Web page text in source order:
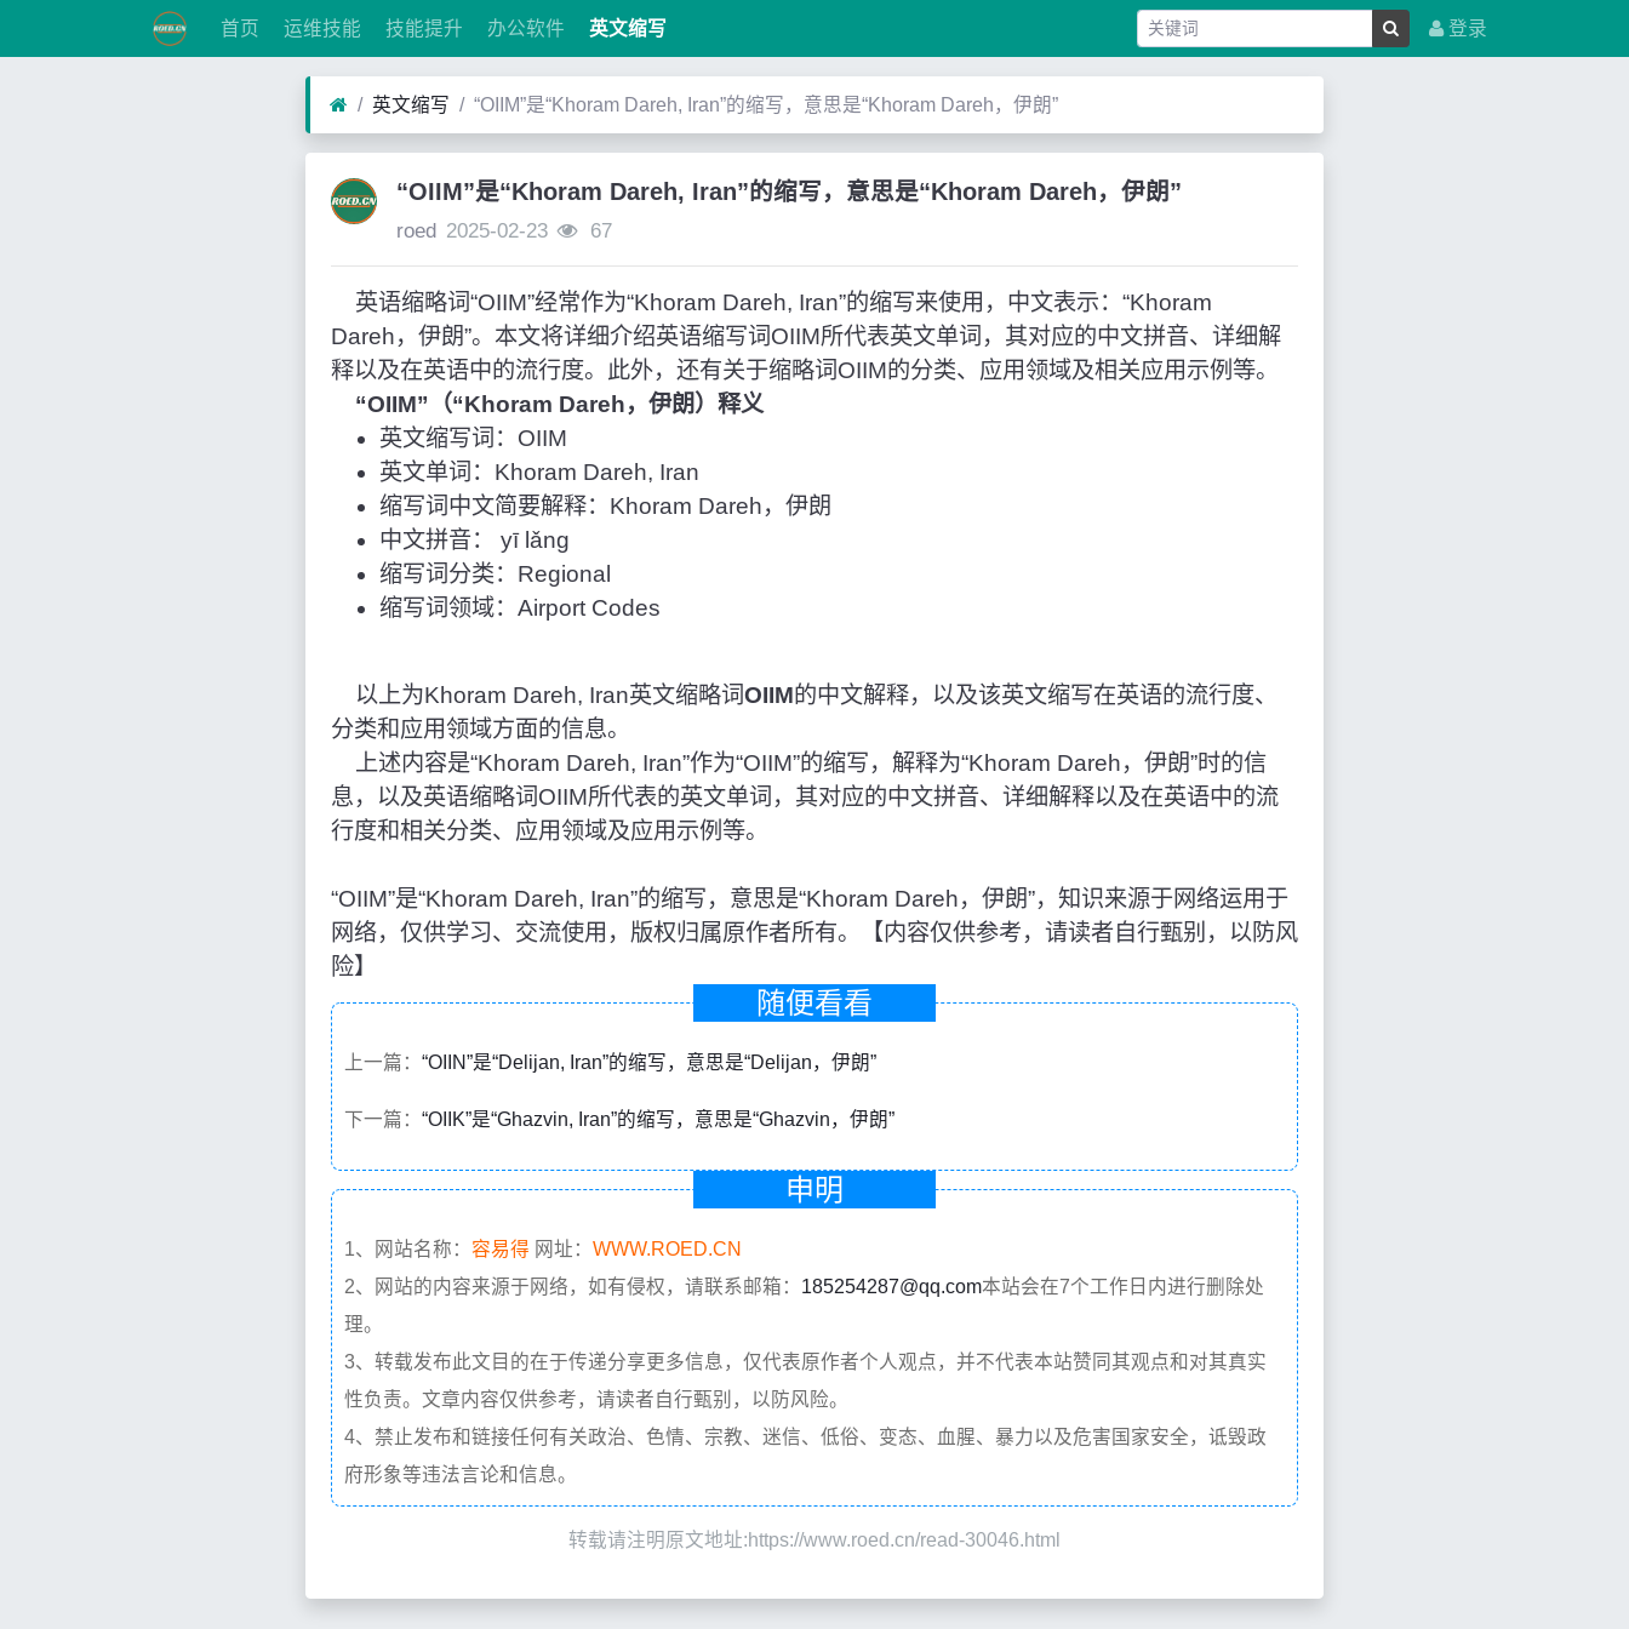
首页 运维技能 技能提升 办公软件 英文缩写 登录
英文缩写 “OIIM”是“Khoram Dareh, Iran”的缩写，意思是“Khoram Dareh，伊朗”
“OIIM”是“Khoram Dareh, Iran”的缩写，意思是“Khoram Dareh，伊朗”
roed 2025-02-23 67
英语缩略词“OIIM”经常作为“Khoram Dareh, Iran”的缩写来使用，中文表示：“Khoram
Dareh，伊朗”。本文将详细介绍英语缩写词OIIM所代表英文单词，其对应的中文拼音、详细解
释以及在英语中的流行度。此外，还有关于缩略词OIIM的分类、应用领域及相关应用示例等。
“OIIM”（“Khoram Dareh，伊朗）释义
英文缩写词：OIIM
英文单词：Khoram Dareh, Iran
缩写词中文简要解释：Khoram Dareh，伊朗
中文拼音： yī lǎng
缩写词分类：Regional
缩写词领域：Airport Codes
以上为Khoram Dareh, Iran英文缩略词OIIM的中文解释，以及该英文缩写在英语的流行度、
分类和应用领域方面的信息。
上述内容是“Khoram Dareh, Iran”作为“OIIM”的缩写，解释为“Khoram Dareh，伊朗”时的信
息，以及英语缩略词OIIM所代表的英文单词，其对应的中文拼音、详细解释以及在英语中的流
行度和相关分类、应用领域及应用示例等。
“OIIM”是“Khoram Dareh, Iran”的缩写，意思是“Khoram Dareh，伊朗”，知识来源于网络运用于
网络，仅供学习、交流使用，版权归属原作者所有。【内容仅供参考，请读者自行甄别，以防风
险】
随便看看
上一篇： “OIIN”是“Delijan, Iran”的缩写，意思是“Delijan，伊朗”
下一篇： “OIIK”是“Ghazvin, Iran”的缩写，意思是“Ghazvin，伊朗”
申明
1、网站名称： 容易得 网址： WWW.ROED.CN
2、网站的内容来源于网络，如有侵权，请联系邮箱： 185254287@qq.com本站会在7个工作日内进行删除处
理。
3、转载发布此文目的在于传递分享更多信息，仅代表原作者个人观点，并不代表本站赞同其观点和对其真实
性负责。文章内容仅供参考，请读者自行甄别，以防风险。
4、禁止发布和链接任何有关政治、色情、宗教、迷信、低俗、变态、血腥、暴力以及危害国家安全，诋毁政
府形象等违法言论和信息。
转载请注明原文地址:https://www.roed.cn/read-30046.html